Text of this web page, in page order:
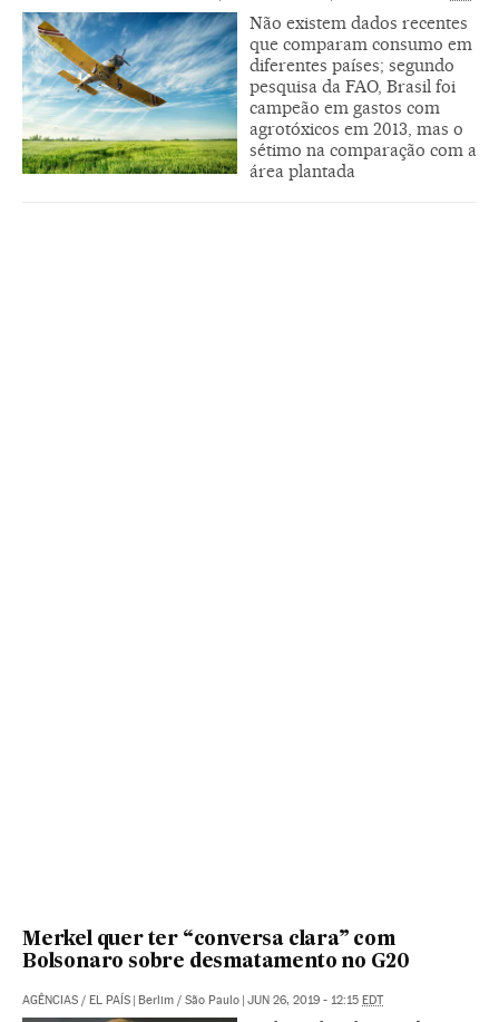
Não existem dados recentes
que comparam consumo em
diferentes países; segundo
pesquisa da FAO, Brasil foi
campeão em gastos com
agrotóxicos em 2013, mas o
sétimo na comparação com a
área plantada
Merkel quer ter “conversa clara” com
Bolsonaro sobre desmatamento no G20
AGÊNCIAS / EL PAÍS | Berlim / São Paulo | JUN 26, 2019 - 12:15 EDT